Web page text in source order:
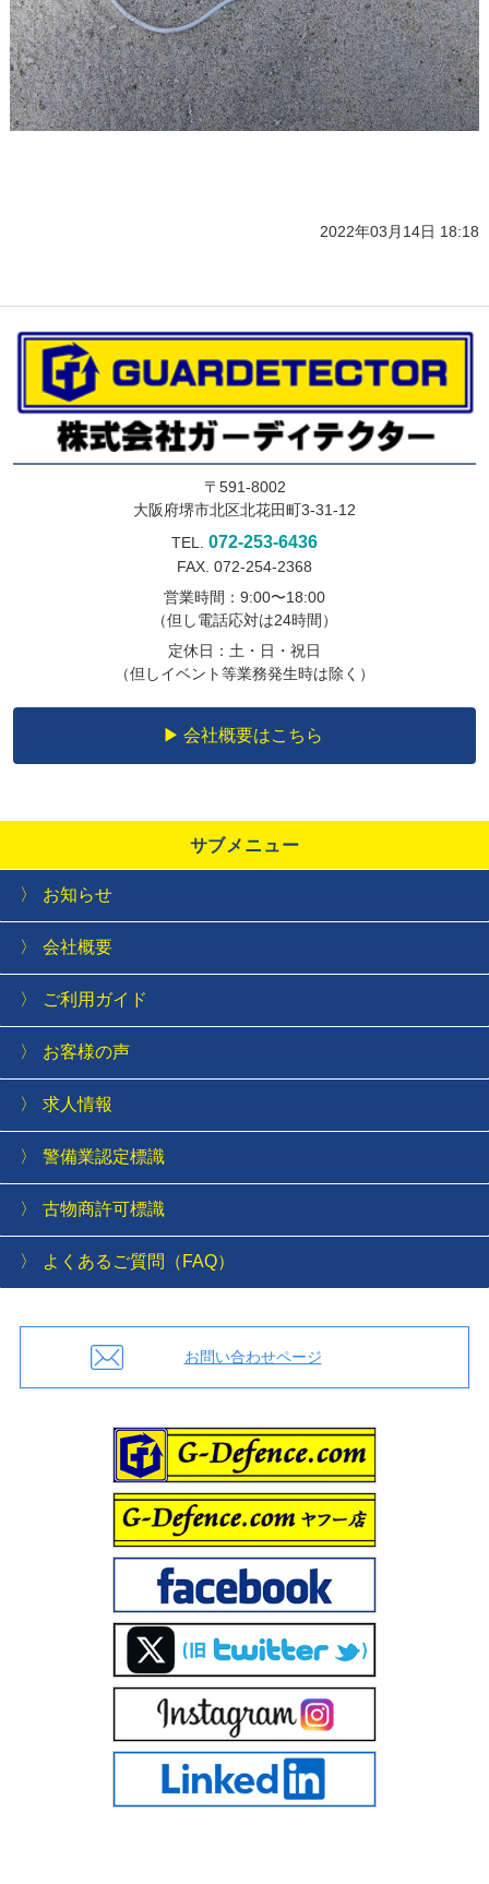
2022年03月14日 18:18
〒591-8002
大阪府堺市北区北花田町3-31-12
TEL. 072-253-6436
FAX. 072-254-2368
営業時間：9:00〜18:00
（但し電話応対は24時間）
定休日：土・日・祝日
（但しイベント等業務発生時は除く）
会社概要はこちら
サブメニュー
お知らせ
会社概要
ご利用ガイド
お客様の声
求人情報
警備業認定標識
古物商許可標識
よくあるご質問（FAQ）
お問い合わせページ